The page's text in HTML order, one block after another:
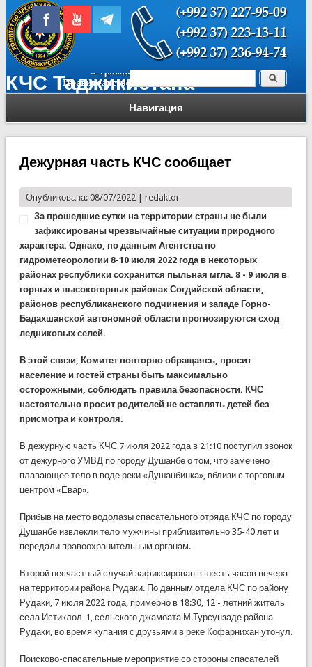
КЧС Таджикистана
Навигация
Форма поиска Поиск
Дежурная часть КЧС сообщает
Опубликована: 08/07/2022 | redaktor
За прошедшие сутки на территории страны не были
зафиксированы чрезвычайные ситуации природного
характера. Однако, по данным Агентства по
гидрометеорологии 8-10 июля 2022 года в некоторых
районах республики сохранится пыльная мгла. 8 - 9 июля в
горных и высокогорных районах Согдийской области,
районов республиканского подчинения и западе Горно-
Бадахшанской автономной области прогнозируются сход
ледниковых селей.
В этой связи, Комитет повторно обращаясь, просит
население и гостей страны быть максимально
осторожными, соблюдать правила безопасности. КЧС
настоятельно просит родителей не оставлять детей без
присмотра и контроля.
В дежурную часть КЧС 7 июля 2022 года в 21:10 поступил звонок
от дежурного УМВД по городу Душанбе о том, что замечено
плавающее тело в воде реки «Душанбинка», вблизи с торговым
центром «Ёвар».
Прибыв на место водолазы спасательного отряда КЧС по городу
Душанбе извлекли тело мужчины приблизительно 35-40 лет и
передали правоохранительным органам.
Второй несчастный случай зафиксирован в шесть часов вечера
на территории района Рудаки. По данным отдела КЧС по району
Рудаки, 7 июля 2022 года, примерно в 18:30, 12 - летний житель
села Истиклол-1, сельского джамоата М.Турсунзаде района
Рудаки, во время купания с друзьями в реке Кофарнихан утонул.
Поисково-спасательные мероприятие со стороны спасателей